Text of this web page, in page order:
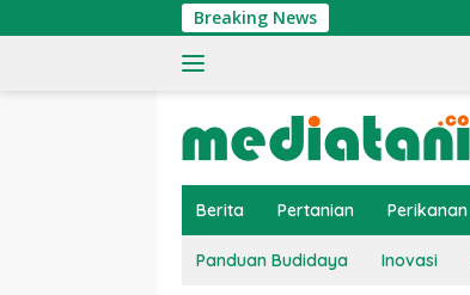
ke
Breaking News
Berita Pertanian Perikanan
Panduan Budidaya Inovasi